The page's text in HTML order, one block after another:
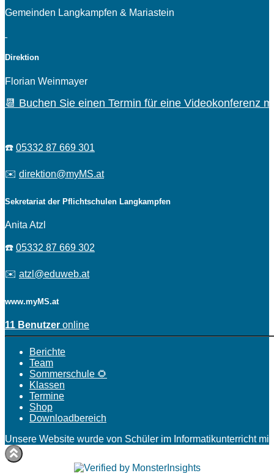
Gemeinden Langkampfen & Mariastein
Direktion
Florian Weinmayer
📆 Buchen Sie einen Termin für eine Videokonferenz
☎️ 05332 87 669 301
✉️ direktion@myMS.at
Sekretariat der Pflichtschulen Langkampfen
Anita Atzl
☎️ 05332 87 669 302
✉️ atzl@eduweb.at
www.myMS.at
11 Benutzer online
Berichte
Team
Sommerschule 🌻
Klassen
Termine
Shop
Downloadbereich
Unsere Website wurde von Schüler im Informatikunterricht